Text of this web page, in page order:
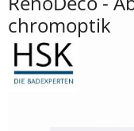
chromoptik